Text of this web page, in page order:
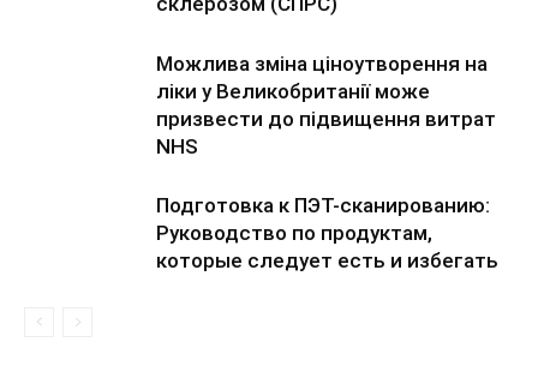
Можлива зміна ціноутворення на
ліки у Великобританії може
призвести до підвищення витрат
NHS
Подготовка к ПЭТ-сканированию:
Руководство по продуктам,
которые следует есть и избегать